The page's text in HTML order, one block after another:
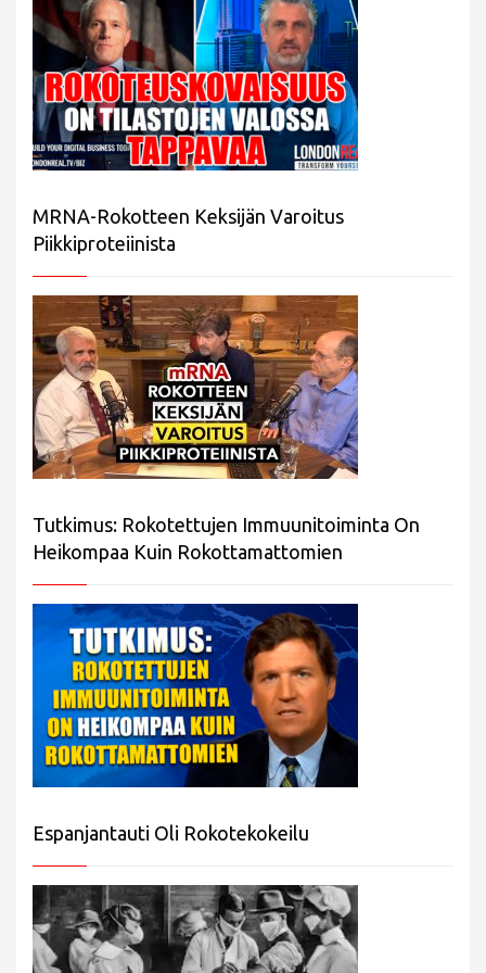
MRNA-Rokotteen Keksijän Varoitus
Piikkiproteiinista
Tutkimus: Rokotettujen Immuunitoiminta On
Heikompaa Kuin Rokottamattomien
Espanjantauti Oli Rokotekokeilu